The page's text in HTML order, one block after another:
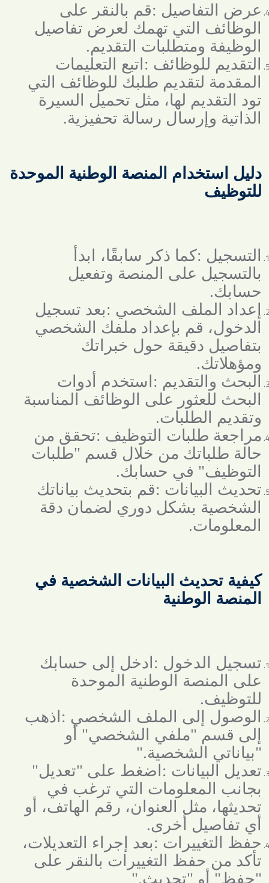
عرض التفاصيل :قم بالنقر على
الوظائف التي تهمك لعرض تفاصيل
الوظيفة ومتطلبات التقديم.
التقديم للوظائف : اتبع التعليمات
المقدمة لتقديم طلبك للوظائف التي
تود التقديم لها، مثل تحميل السيرة
الذاتية وإرسال رسالة تحفيزية.
دليل استخدام المنصة الوطنية الموحدة
للتوظيف
التسجيل :كما ذكر سابقًا، ابدأ
بالتسجيل على المنصة وتفعيل
حسابك.
إعداد الملف الشخصي :بعد تسجيل
الدخول، قم بإعداد ملفك الشخصي
بتفاصيل دقيقة حول خبراتك
ومؤهلاتك.
البحث والتقديم : استخدم أدوات
البحث للعثور على الوظائف المناسبة
وتقديم الطلبات.
مراجعة طلبات التوظيف :تحقق من
حالة طلباتك من خلال قسم "طلبات
التوظيف" في حسابك.
تحديث البيانات :قم بتحديث بياناتك
الشخصية بشكل دوري لضمان دقة
المعلومات.
كيفية تحديث البيانات الشخصية في
المنصة الوطنية
تسجيل الدخول : ادخل إلى حسابك
على المنصة الوطنية الموحدة
للتوظيف.
الوصول إلى الملف الشخصي : اذهب
إلى قسم "ملفي الشخصي" أو
"بياناتي الشخصية".
تعديل البيانات : اضغط على "تعديل"
بجانب المعلومات التي ترغب في
تحديثها، مثل العنوان، رقم الهاتف، أو
أي تفاصيل أخرى.
حفظ التغييرات :بعد إجراء التعديلات،
تأكد من حفظ التغييرات بالنقر على
"حفظ" أو "تحديث".